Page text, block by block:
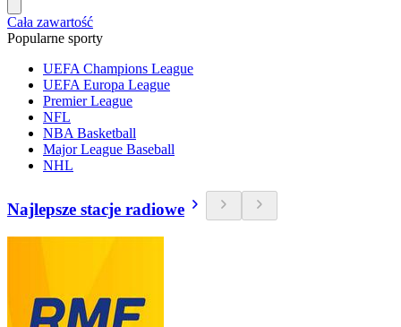
Cała zawartość
Popularne sporty
UEFA Champions League
UEFA Europa League
Premier League
NFL
NBA Basketball
Major League Baseball
NHL
Najlepsze stacje radiowe